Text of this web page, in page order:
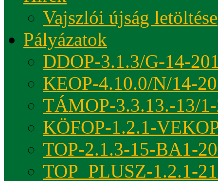
Vajszlói újság letöltése
Pályázatok
DDOP-3.1.3/G-14-
KEOP-4.10.0/N/14-
TÁMOP-3.3.13.-13/
KÖFOP-1.2.1-
TOP-2.1.3-15-BA1-
TOP_PLUSZ-1.2.1-